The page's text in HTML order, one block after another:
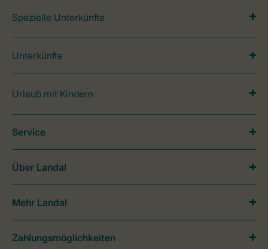
Spezielle Unterkünfte
Unterkünfte
Urlaub mit Kindern
Service
Über Landal
Mehr Landal
Zahlungsmöglichkeiten